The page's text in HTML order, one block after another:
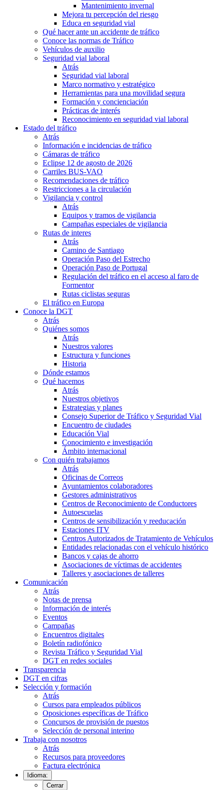
Mantenimiento invernal
Mejora tu percepción del riesgo
Educa en seguridad vial
Qué hacer ante un accidente de tráfico
Conoce las normas de Tráfico
Vehículos de auxilio
Seguridad vial laboral
Atrás
Seguridad vial laboral
Marco normativo y estratégico
Herramientas para una movilidad segura
Formación y concienciación
Prácticas de interés
Reconocimiento en seguridad vial laboral
Estado del tráfico
Atrás
Información e incidencias de tráfico
Cámaras de tráfico
Eclipse 12 de agosto de 2026
Carriles BUS-VAO
Recomendaciones de tráfico
Restricciones a la circulación
Vigilancia y control
Atrás
Equipos y tramos de vigilancia
Campañas especiales de vigilancia
Rutas de interes
Atrás
Camino de Santiago
Operación Paso del Estrecho
Operación Paso de Portugal
Regulación del tráfico en el acceso al faro de
Formentor
Rutas ciclistas seguras
El tráfico en Europa
Conoce la DGT
Atrás
Quiénes somos
Atrás
Nuestros valores
Estructura y funciones
Historia
Dónde estamos
Qué hacemos
Atrás
Nuestros objetivos
Estrategias y planes
Consejo Superior de Tráfico y Seguridad Vial
Encuentro de ciudades
Educación Vial
Conocimiento e investigación
Ámbito internacional
Con quién trabajamos
Atrás
Oficinas de Correos
Ayuntamientos colaboradores
Gestores administrativos
Centros de Reconocimiento de Conductores
Autoescuelas
Centros de sensibilización y reeducación
Estaciones ITV
Centros Autorizados de Tratamiento de Vehículos
Entidades relacionadas con el vehículo histórico
Bancos y cajas de ahorro
Asociaciones de víctimas de accidentes
Talleres y asociaciones de talleres
Comunicación
Atrás
Notas de prensa
Información de interés
Eventos
Campañas
Encuentros digitales
Boletín radiofónico
Revista Tráfico y Seguridad Vial
DGT en redes sociales
Transparencia
DGT en cifras
Selección y formación
Atrás
Cursos para empleados públicos
Oposiciones específicas de Tráfico
Concursos de provisión de puestos
Selección de personal interino
Trabaja con nosotros
Atrás
Recursos para proveedores
Factura electrónica
Idioma:
Cerrar